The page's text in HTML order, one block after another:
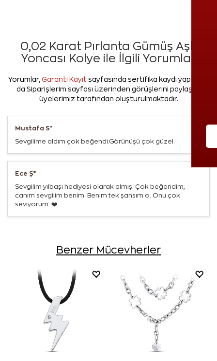
0,02 Karat Pırlanta Gümüş Aşk
Yoncası Kolye ile İlgili Yorumlar
Yorumlar, Garanti Kayıt sayfasında sertifika kaydı yapan ya
da Siparişlerim sayfası üzerinden görüşlerini paylaşan
üyelerimiz tarafından oluşturulmaktadır.
Mustafa S*
Sevgilime aldım çok beğendi.Görünüşü çok güzel.
Ece Ş*
Sevgilim yılbaşı hediyesi olarak almış. Çok beğendim,
canım sevgilim benim. Benim tek şansım o. Onu çok
seviyorum. ❤️
Benzer Mücevherler